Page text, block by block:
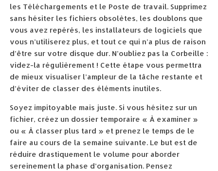
les Téléchargements et le Poste de travail. Supprimez
sans hésiter les fichiers obsolètes, les doublons que
vous avez repérés, les installateurs de logiciels que
vous n’utiliserez plus, et tout ce qui n’a plus de raison
d’être sur votre disque dur. N’oubliez pas la Corbeille :
videz-la régulièrement ! Cette étape vous permettra
de mieux visualiser l’ampleur de la tâche restante et
d’éviter de classer des éléments inutiles.
Soyez impitoyable mais juste. Si vous hésitez sur un
fichier, créez un dossier temporaire « À examiner »
ou « À classer plus tard » et prenez le temps de le
faire au cours de la semaine suivante. Le but est de
réduire drastiquement le volume pour aborder
sereinement la phase d’organisation. Pensez